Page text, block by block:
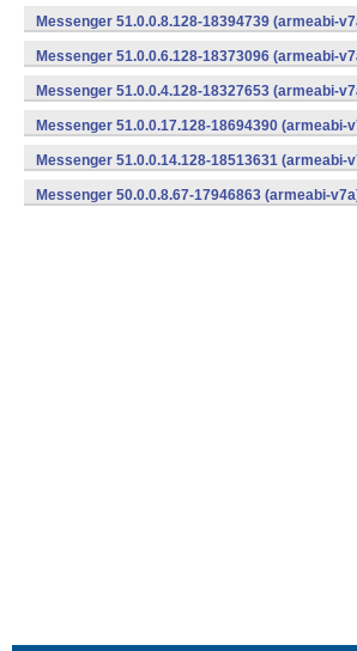
Messenger 51.0.0.8.128-18394739 (armeabi-
Messenger 51.0.0.6.128-18373096 (armeabi-
Messenger 51.0.0.4.128-18327653 (armeabi-
Messenger 51.0.0.17.128-18694390 (armeabi-
Messenger 51.0.0.14.128-18513631 (armeabi-
Messenger 50.0.0.8.67-17946863 (armeabi-